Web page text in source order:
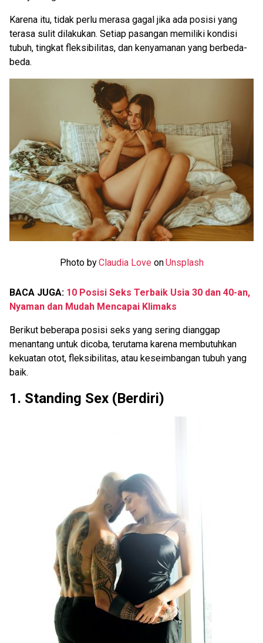
Karena itu, tidak perlu merasa gagal jika ada posisi yang
terasa sulit dilakukan. Setiap pasangan memiliki kondisi
tubuh, tingkat fleksibilitas, dan kenyamanan yang berbeda-
beda.
Photo byClaudia LoveonUnsplash
BACA JUGA: 10 Posisi Seks Terbaik Usia 30 dan 40-an,
Nyaman dan Mudah Mencapai Klimaks
Berikut beberapa posisi seks yang sering dianggap
menantang untuk dicoba, terutama karena membutuhkan
kekuatan otot, fleksibilitas, atau keseimbangan tubuh yang
baik.
1. Standing Sex (Berdiri)